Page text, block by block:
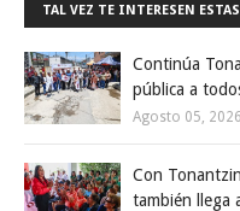
TAL VEZ TE INTERESEN
Continúa
pública a
Agosto 05, 2026
Con
también llega